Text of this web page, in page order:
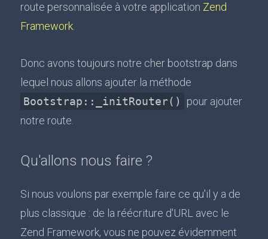
route personnalisée à votre application Zend
Framework.
Donc avons toujours notre cher bootstrap dans
lequel nous allons ajouter la méthode
Bootstrap::_initRouter()
pour ajouter
notre route.
Qu'allons nous faire ?
Si nous voulons par exemple faire ce qu'il y a de
plus classique : de la réécriture d'URL avec le
Zend Framework, vous ne pouvez évidemment